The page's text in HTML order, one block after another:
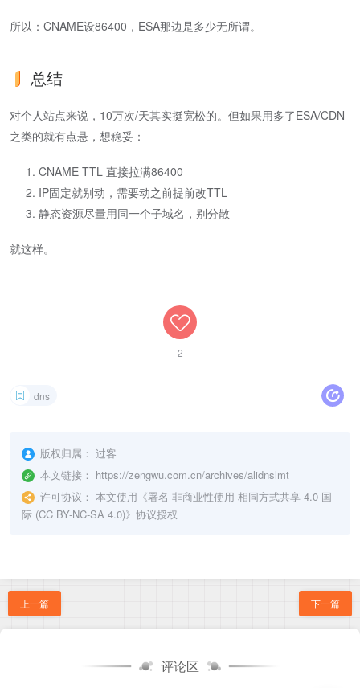
所以：CNAME设86400，ESA那边是多少无所谓。
总结
对个人站点来说，10万次/天其实挺宽松的。但如果用多了ESA/CDN
之类的就有点悬，想稳妥：
CNAME TTL 直接拉满86400
IP固定就别动，需要动之前提前改TTL
静态资源尽量用同一个子域名，别分散
就这样。
2
dns
版权归属： 过客
本文链接： https://zengwu.com.cn/archives/alidnslmt
许可协议： 本文使用《署名-非商业性使用-相同方式共享 4.0 国
际 (CC BY-NC-SA 4.0)》协议授权
上一篇 下一篇
评论区